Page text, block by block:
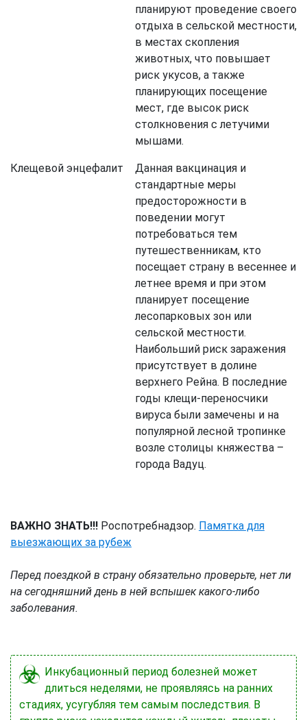
планируют проведение своего
отдыха в сельской местности,
в местах скопления
животных, что повышает
риск укусов, а также
планирующих посещение
мест, где высок риск
столкновения с летучими
мышами.
Клещевой энцефалит
Данная вакцинация и
стандартные меры
предосторожности в
поведении могут
потребоваться тем
путешественникам, кто
посещает страну в весеннее и
летнее время и при этом
планирует посещение
лесопарковых зон или
сельской местности.
Наибольший риск заражения
присутствует в долине
верхнего Рейна. В последние
годы клещи-переносчики
вируса были замечены и на
популярной лесной тропинке
возле столицы княжества –
города Вадуц.
ВАЖНО ЗНАТЬ!!! Роспотребнадзор. Памятка для
выезжающих за рубеж
Перед поездкой в страну обязательно проверьте, нет ли
на сегодняшний день в ней вспышек какого-либо
заболевания.
Инкубационный период болезней может
длиться неделями, не проявляясь на ранних
стадиях, усугубляя тем самым последствия. В